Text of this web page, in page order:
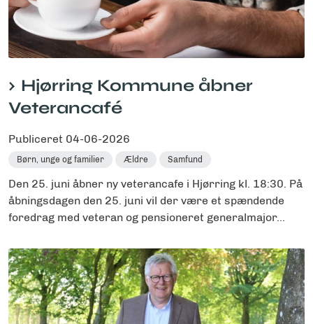
Hjørring Kommune åbner
Veterancafé
Publiceret 04-06-2026
Børn, unge og familier Ældre Samfund
Den 25. juni åbner ny veterancafe i Hjørring kl. 18:30. På
åbningsdagen den 25. juni vil der være et spændende
foredrag med veteran og pensioneret generalmajor...